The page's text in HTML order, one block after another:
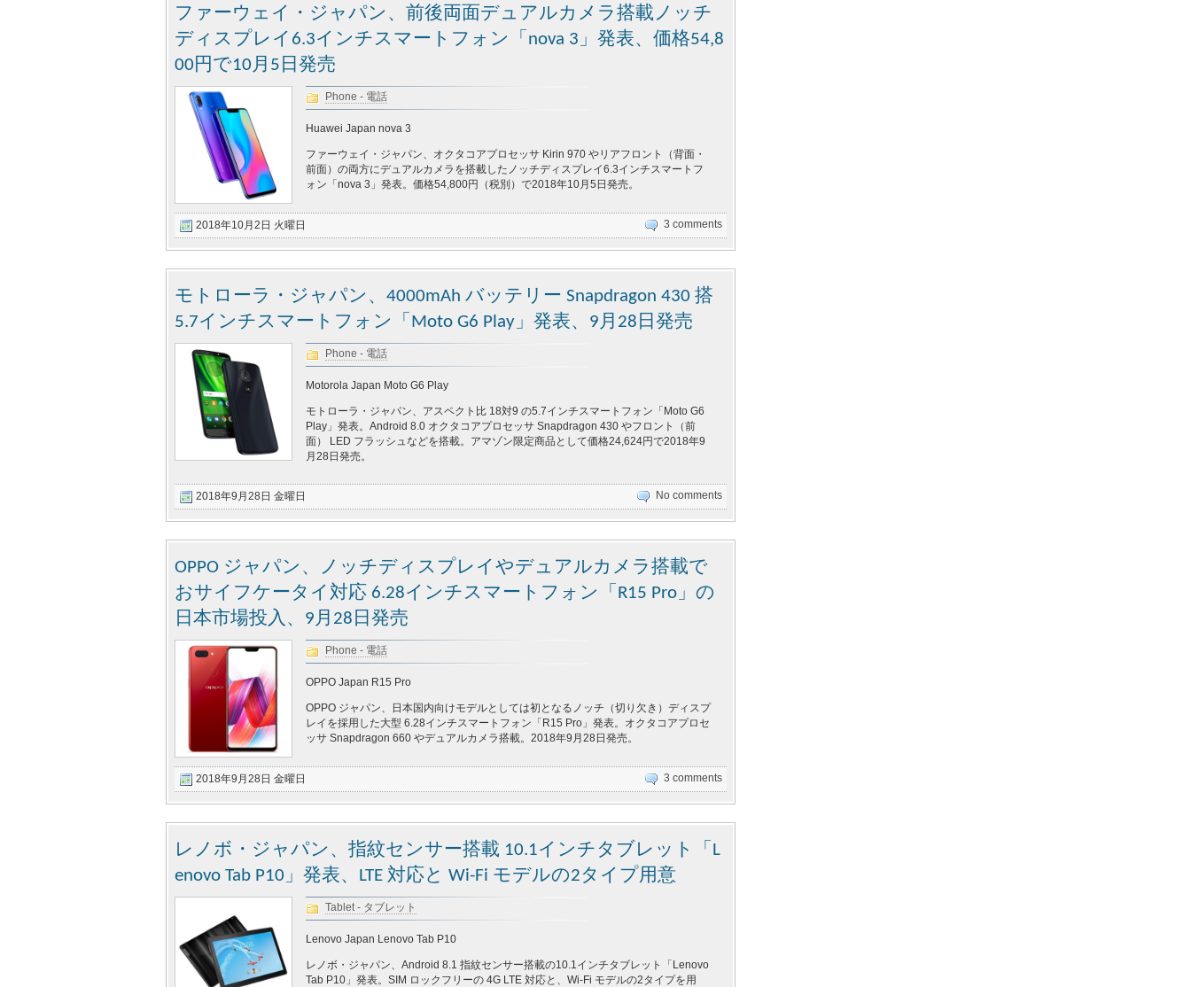
ファーウェイ・ジャパン、前後両面デュアルカメラ搭載ノッチ
ディスプレイ6.3インチスマートフォン「nova 3」発表、価格54,8
00円で10月5日発売
Phone - 電話
Huawei Japan nova 3
ファーウェイ・ジャパン、オクタコアプロセッサ Kirin 970 やリアフロント（背面・
前面）の両方にデュアルカメラを搭載したノッチディスプレイ6.3インチスマートフ
ォン「nova 3」発表。価格54,800円（税別）で2018年10月5日発売。
2018年10月2日 火曜日 3 comments
モトローラ・ジャパン、4000mAh バッテリー Snapdragon 430 搭
5.7インチスマートフォン「Moto G6 Play」発表、9月28日発売
Phone - 電話
Motorola Japan Moto G6 Play
モトローラ・ジャパン、アスペクト比 18対9 の5.7インチスマートフォン「Moto G6
Play」発表。Android 8.0 オクタコアプロセッサ Snapdragon 430 やフロント（前
面） LED フラッシュなどを搭載。アマゾン限定商品として価格24,624円で2018年9
月28日発売。
2018年9月28日 金曜日 No comments
OPPO ジャパン、ノッチディスプレイやデュアルカメラ搭載で
おサイフケータイ対応 6.28インチスマートフォン「R15 Pro」の
日本市場投入、9月28日発売
Phone - 電話
OPPO Japan R15 Pro
OPPO ジャパン、日本国内向けモデルとしては初となるノッチ（切り欠き）ディスプ
レイを採用した大型 6.28インチスマートフォン「R15 Pro」発表。オクタコアプロセ
ッサ Snapdragon 660 やデュアルカメラ搭載。2018年9月28日発売。
2018年9月28日 金曜日 3 comments
レノボ・ジャパン、指紋センサー搭載 10.1インチタブレット「L
enovo Tab P10」発表、LTE 対応と Wi-Fi モデルの2タイプ用意
Tablet - タブレット
Lenovo Japan Lenovo Tab P10
レノボ・ジャパン、Android 8.1 指紋センサー搭載の10.1インチタブレット「Lenovo
Tab P10」発表。SIM ロックフリーの 4G LTE 対応と、Wi-Fi モデルの2タイプを用